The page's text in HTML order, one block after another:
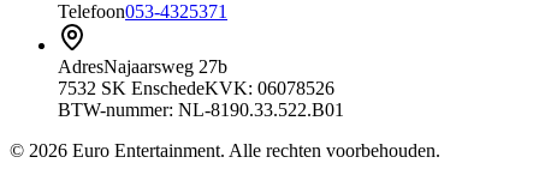
Telefoon053-4325371
AdresNajaarsweg 27b
7532 SK EnschedeKVK: 06078526
BTW-nummer: NL-8190.33.522.B01
© 2026 Euro Entertainment. Alle rechten voorbehouden.